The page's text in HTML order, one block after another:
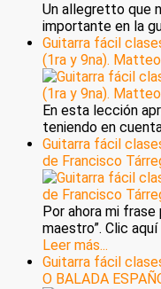
Un allegretto que
importante en la
Guitarra fácil
(1ra y 9na).
En esta lección
teniendo en
Guitarra fácil
de Francisco
Por ahora mi
maestro”. Clic aquí
Leer más...
Guitarra fácil
O BALADA